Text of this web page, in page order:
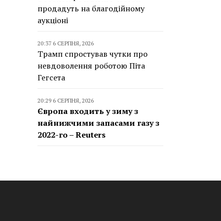
продадуть на благодійному
аукціоні
20:37 6 СЕРПНЯ, 2026
Трамп спростував чутки про
невдоволення роботою Піта
Гегсета
20:29 6 СЕРПНЯ, 2026
Європа входить у зиму з
найнижчими запасами газу з
2022-го – Reuters